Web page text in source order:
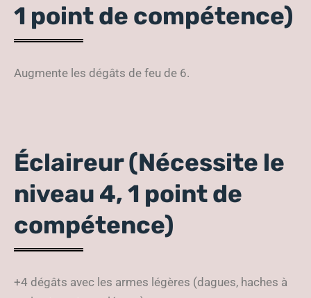
1 point de compétence)
Augmente les dégâts de feu de 6.
Éclaireur (Nécessite le
niveau 4, 1 point de
compétence)
+4 dégâts avec les armes légères (dagues, haches à